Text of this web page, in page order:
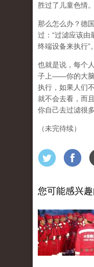
胜过了儿童色情。
那么怎么办？德
过：“过滤应该由
终端设备来执行”
也就是说，每个
子上——你的大脑
执行，如果人们
就不会去看，而
你自己去过滤很多
（未完待续）
您可能感兴